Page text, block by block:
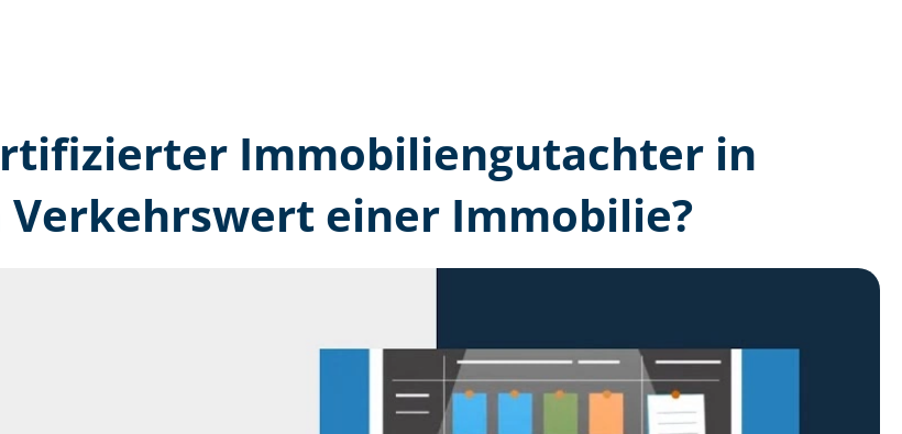
Immobilien­gutachter in
Verkehrswert einer Immobilie?